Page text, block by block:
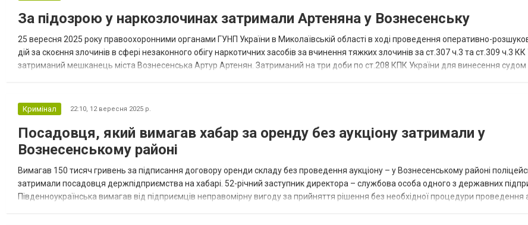
За підозрою у наркозлочинах затримали Артеняна у Вознесенську
25 вересня 2025 року правоохоронними органами ГУНП України в Миколаївській області в ході проведення оперативно-
дій за скоєння злочинів в сфері незаконного обігу наркотичних засобів за вчинення тяжких злочинів за ст.307 ч.3 та ст.309 ч.3 КК
затриманий мешканець міста Вознесенська Артур Артенян. Затриманий на три доби по ст.208 КПК України для винесення судом
Кримінал 22:10, 12 вересня 2025 р.
Посадовця, який вимагав хабар за оренду без аукціону затримали у
Вознесенському районі
Вимагав 150 тисяч гривень за підписання договору оренди складу без проведення аукціону – у Вознесенському районі
затримали посадовця держпідприємства на хабарі. 52-річний заступник директора – службова особа одного з державних
Південноукраїнська вимагав від підприємців неправомірну вигоду за прийняття рішення без необхідної процедури проведення